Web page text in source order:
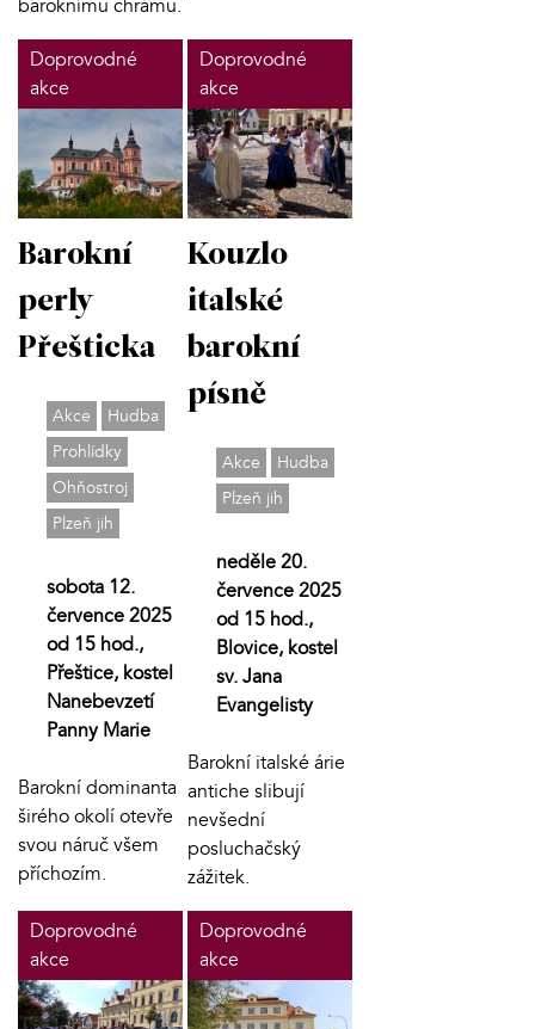
baroknímu chrámu.
Doprovodné
akce
Barokní
perly
Přešticka
Akce
Hudba
Prohlídky
Ohňostroj
Plzeň jih
sobota 12.
července 2025
od 15 hod.,
Přeštice, kostel
Nanebevzetí
Panny Marie
Barokní dominanta
širého okolí otevře
svou náruč všem
příchozím.
Doprovodné
akce
Kouzlo
italské
barokní
písně
Akce
Hudba
Plzeň jih
neděle 20.
července 2025
od 15 hod.,
Blovice, kostel
sv. Jana
Evangelisty
Barokní italské árie
antiche slibují
nevšední
posluchačský
zážitek.
Doprovodné
akce
Doprovodné
akce